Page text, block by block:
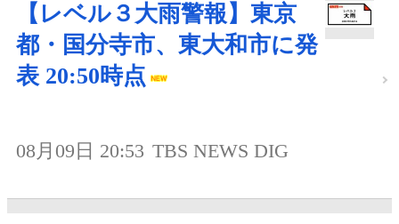
【レベル３大雨警報】東京
都・国分寺市、東大和市に発
表 20:50時点
08月09日 20:53 TBS NEWS DIG